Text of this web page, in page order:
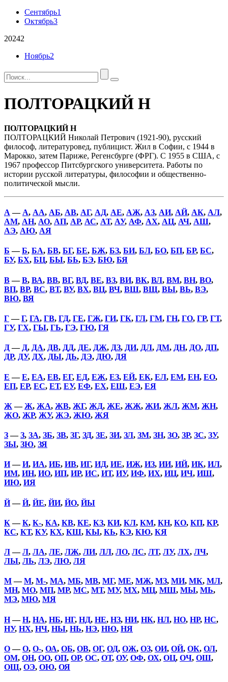
Сентябрь1
Октябрь3
20242
Ноябрь2
ПОЛТОРАЦКИЙ Н
ПОЛТОРАЦКИЙ Н
ПОЛТОРАЦКИЙ Николай Петрович (1921-90), русский
философ, литературовед, публицист. Жил в Софии, с 1944 в
Марокко, затем Париже, Регенсбурге (ФРГ). С 1955 в США, с
1967 профессор Питсбургского университета. Работы по
истории русской литературы, философии и общественно-
политической мысли.
А — А, АА, АБ, АВ, АГ, АД, АЕ, АЖ, АЗ, АИ, АЙ, АК, АЛ,
АМ, АН, АО, АП, АР, АС, АТ, АУ, АФ, АХ, АЦ, АЧ, АШ,
АЭ, АЮ, АЯ
Б —Б, БА, БВ, БГ, БЕ, БЖ, БЗ, БИ, БЛ, БО, БП, БР, БС,
БУ, БХ, БЦ, БЫ, БЬ, БЭ, БЮ, БЯ
В—В, ВА, ВВ, ВГ, ВД, ВЕ, ВЗ, ВИ, ВК, ВЛ, ВМ, ВН, ВО,
ВП, ВР, ВС, ВТ, ВУ, ВХ, ВЦ, ВЧ, ВШ, ВЩ, ВЫ, ВЬ, ВЭ,
ВЮ, ВЯ
Г—Г, ГА, ГВ, ГД, ГЕ, ГЖ, ГИ, ГК, ГЛ, ГМ, ГН, ГО, ГР, ГТ,
ГУ, ГХ, ГЫ, ГЬ, ГЭ, ГЮ, ГЯ
Д— Д, ДА, ДВ, ДД, ДЕ, ДЖ, ДЗ, ДИ, ДЛ, ДМ, ДН, ДО, ДП,
ДР, ДУ, ДХ, ДЫ, ДЬ, ДЭ, ДЮ, ДЯ
Е —Е, ЕА, ЕВ, ЕГ, ЕД, ЕЖ, ЕЗ, ЕЙ, ЕК, ЕЛ, ЕМ, ЕН, ЕО,
ЕП, ЕР, ЕС, ЕТ, ЕУ, ЕФ, ЕХ, ЕШ, ЕЭ, ЕЯ
Ж —Ж, ЖА, ЖВ, ЖГ, ЖД, ЖЕ, ЖЖ, ЖИ, ЖЛ, ЖМ, ЖН,
ЖО, ЖР, ЖУ, ЖЭ, ЖЮ, ЖЯ
З—З, ЗА, ЗБ, ЗВ, ЗГ, ЗД, ЗЕ, ЗИ, ЗЛ, ЗМ, ЗН, ЗО, ЗР, ЗС, ЗУ,
ЗЫ, ЗЮ, ЗЯ
И—И, ИА, ИБ, ИВ, ИГ, ИД, ИЕ, ИЖ, ИЗ, ИИ, ИЙ, ИК, ИЛ,
ИМ, ИН, ИО, ИП, ИР, ИС, ИТ, ИУ, ИФ, ИХ, ИЦ, ИЧ, ИШ,
ИЮ, ИЯ
Й—Й, ЙЕ, ЙИ, ЙО, ЙЫ
К—К, К-, КА, КВ, КЕ, КЗ, КИ, КЛ, КМ, КН, КО, КП, КР,
КС, КТ, КУ, КХ, КШ, КЫ, КЬ, КЭ, КЮ, КЯ
Л—Л, ЛА, ЛЕ, ЛЖ, ЛИ, ЛЛ, ЛО, ЛС, ЛТ, ЛУ, ЛХ, ЛЧ,
ЛЫ, ЛЬ, ЛЭ, ЛЮ, ЛЯ
М—М, М-, МА, МБ, МВ, МГ, МЕ, МЖ, МЗ, МИ, МК, МЛ,
МН, МО, МП, МР, МС, МТ, МУ, МХ, МЦ, МШ, МЫ, МЬ,
МЭ, МЮ, МЯ
Н—Н, НА, НБ, НГ, НД, НЕ, НЗ, НИ, НК, НЛ, НО, НР, НС,
НУ, НХ, НЧ, НЫ, НЬ, НЭ, НЮ, НЯ
О—О, О-, ОА, ОБ, ОВ, ОГ, ОД, ОЖ, ОЗ, ОИ, ОЙ, ОК, ОЛ,
ОМ, ОН, ОО, ОП, ОР, ОС, ОТ, ОУ, ОФ, ОХ, ОЦ, ОЧ, ОШ,
ОЩ, ОЭ, ОЮ, ОЯ